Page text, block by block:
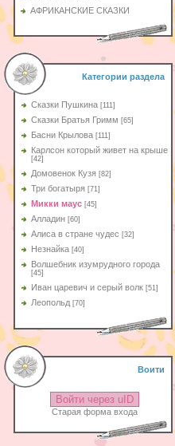
АФРИКАНСКИЕ СКАЗКИ
Категории раздела
Сказки Пушкина [111]
Сказки Братья Гримм [65]
Басни Крылова [111]
Карлсон который живет на крыше
[42]
Домовенок Кузя [82]
Три богатыря [71]
Микки маус [45]
Алладин [60]
Aлиса в стране чудес [32]
Незнайка [40]
Волшебник изумрудного города
[45]
Иван царевич и серый волк [51]
Леопольд [70]
Воити
Войти через uID
Старая форма входа